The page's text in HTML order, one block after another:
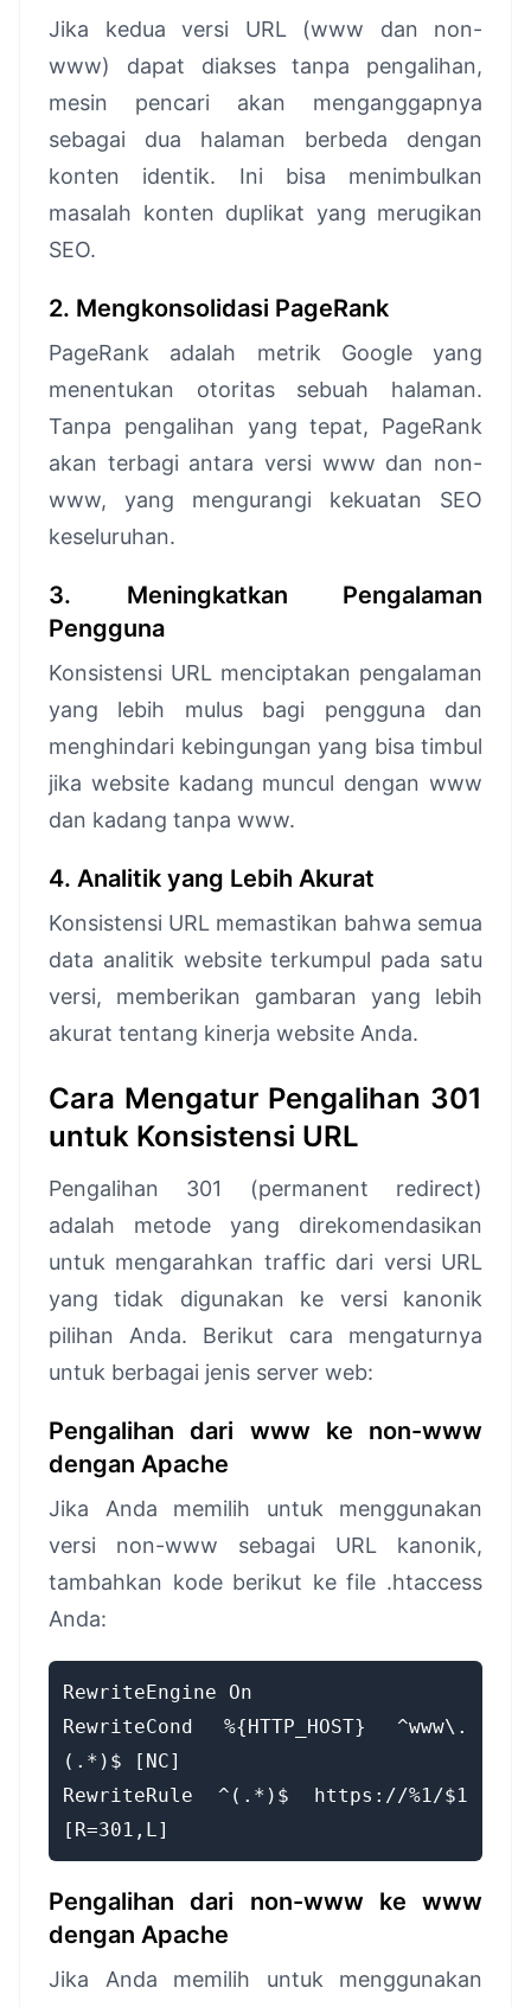
Jika kedua versi URL (www dan non-
www) dapat diakses tanpa pengalihan,
mesin pencari akan menganggapnya
sebagai dua halaman berbeda dengan
konten identik. Ini bisa menimbulkan
masalah konten duplikat yang merugikan
SEO.
2. Mengkonsolidasi PageRank
PageRank adalah metrik Google yang
menentukan otoritas sebuah halaman.
Tanpa pengalihan yang tepat, PageRank
akan terbagi antara versi www dan non-
www, yang mengurangi kekuatan SEO
keseluruhan.
3. Meningkatkan Pengalaman
Pengguna
Konsistensi URL menciptakan pengalaman
yang lebih mulus bagi pengguna dan
menghindari kebingungan yang bisa timbul
jika website kadang muncul dengan www
dan kadang tanpa www.
4. Analitik yang Lebih Akurat
Konsistensi URL memastikan bahwa semua
data analitik website terkumpul pada satu
versi, memberikan gambaran yang lebih
akurat tentang kinerja website Anda.
Cara Mengatur Pengalihan 301
untuk Konsistensi URL
Pengalihan 301 (permanent redirect)
adalah metode yang direkomendasikan
untuk mengarahkan traffic dari versi URL
yang tidak digunakan ke versi kanonik
pilihan Anda. Berikut cara mengaturnya
untuk berbagai jenis server web:
Pengalihan dari www ke non-www
dengan Apache
Jika Anda memilih untuk menggunakan
versi non-www sebagai URL kanonik,
tambahkan kode berikut ke file .htaccess
Anda:
RewriteEngine On
RewriteCond %{HTTP_HOST} ^www\.
(.*)$ [NC]
RewriteRule ^(.*)$ https://%1/$1
[R=301,L]
Pengalihan dari non-www ke www
dengan Apache
Jika Anda memilih untuk menggunakan